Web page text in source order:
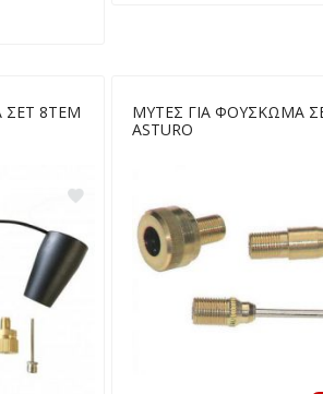
ΣΕΤ 8ΤΕΜ
ΜΥΤΕΣ ΓΙΑ ΦΟΥΣΚΩΜΑ
ASTURO